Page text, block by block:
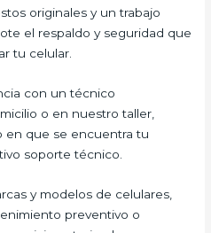
originales y un trabajo
el respaldo y seguridad que
tu celular.
con un técnico
o en nuestro taller,
en que se encuentra tu
soporte técnico.
y modelos de celulares,
preventivo o